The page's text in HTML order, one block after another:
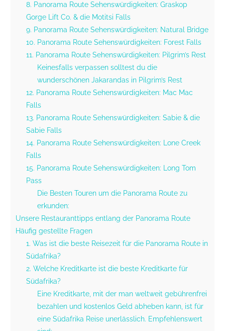
8. Panorama Route Sehenswürdigkeiten: Graskop
Gorge Lift Co. & die Motitsi Falls
9. Panorama Route Sehenswürdigkeiten: Natural Bridge
10. Panorama Route Sehenswürdigkeiten: Forest Falls
11. Panorama Route Sehenswürdigkeiten: Pilgrim’s Rest
Keinesfalls verpassen solltest du die
wunderschönen Jakarandas in Pilgrim’s Rest
12. Panorama Route Sehenswürdigkeiten: Mac Mac
Falls
13. Panorama Route Sehenswürdigkeiten: Sabie & die
Sabie Falls
14. Panorama Route Sehenswürdigkeiten: Lone Creek
Falls
15. Panorama Route Sehenswürdigkeiten: Long Tom
Pass
Die Besten Touren um die Panorama Route zu
erkunden:
Unsere Restauranttipps entlang der Panorama Route
Häufig gestellte Fragen
1. Was ist die beste Reisezeit für die Panorama Route in
Südafrika?
2. Welche Kreditkarte ist die beste Kreditkarte für
Südafrika?
Eine Kreditkarte, mit der man weltweit gebührenfrei
bezahlen und kostenlos Geld abheben kann, ist für
eine Südafrika Reise unerlässlich. Empfehlenswert